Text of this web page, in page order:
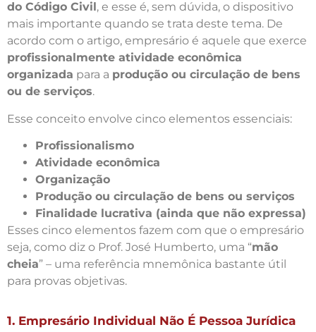
do Código Civil , e esse é, sem dúvida, o dispositivo
mais importante quando se trata deste tema. De
acordo com o artigo, empresário é aquele que exerce
profissionalmente atividade econômica
organizada para a produção ou circulação de bens
ou de serviços.
Esse conceito envolve cinco elementos essenciais:
Profissionalismo
Atividade econômica
Organização
Produção ou circulação de bens ou serviços
Finalidade lucrativa (ainda que não expressa)
Esses cinco elementos fazem com que o empresário
seja, como diz o Prof. José Humberto, uma “mão
cheia” – uma referência mnemônica bastante útil
para provas objetivas.
1. Empresário Individual Não É Pessoa Jurídica